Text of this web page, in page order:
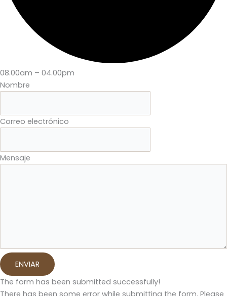
08.00am – 04.00pm
Nombre
Correo electrónico
Mensaje
ENVIAR
The form has been submitted successfully!